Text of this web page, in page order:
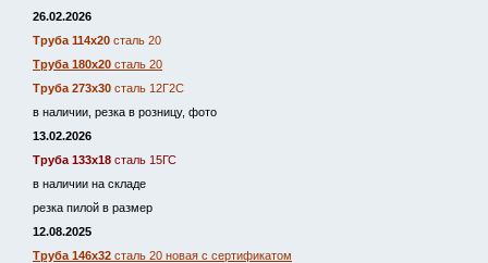
26.02.2026
Труба 114х20 сталь 20
Труба 180х20 сталь 20
Труба 273х30 сталь 12Г2С
в наличии, резка в розницу, фото
13.02.2026
Труба 133х18 сталь 15ГС
в наличии на складе
резка пилой в размер
12.08.2025
Труба 146х32 сталь 20 новая с сертификатом